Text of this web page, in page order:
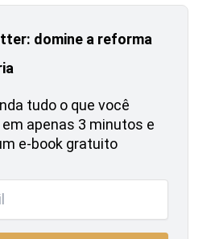
domine a reforma
tudo o que você
apenas 3 minutos e
e-book gratuito